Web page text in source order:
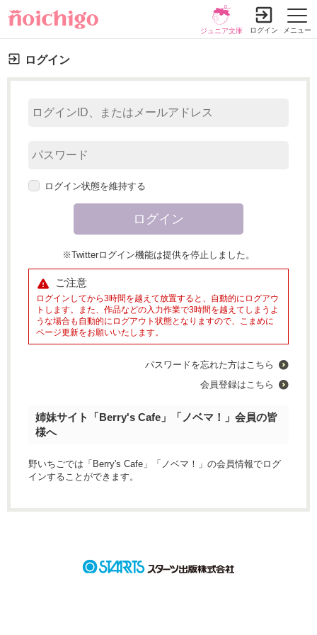
メニュー
ジュニア文庫 ログイン
ログイン
ログイン状態を維持する
※Twitterログイン機能は提供を停止しました。
ご注意
ログインしてから3時間を越えて放置すると、自動的にログアウ
トします。また、作品などの入力作業で3時間を越えてしまうよ
うな場合も自動的にログアウト状態となりますので、こまめに
ページ更新をお願いいたします。
パスワードを忘れた方はこちら
会員登録はこちら
姉妹サイト「Berry's Cafe」「ノベマ！」会員の皆
様へ
野いちごでは「Berry's Cafe」「ノベマ！」の会員情報でログ
インすることができます。